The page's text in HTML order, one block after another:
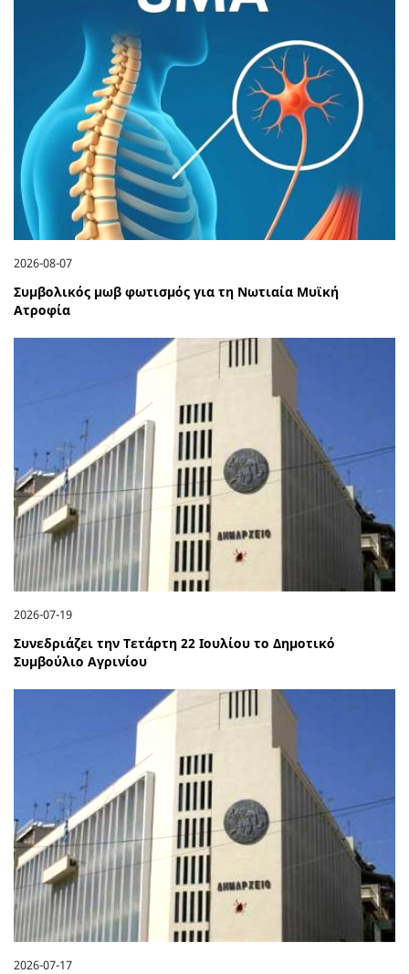
2026-08-07
Συμβολικός μωβ φωτισμός για τη Νωτιαία Μυϊκή
Ατροφία
2026-07-19
Συνεδριάζει την Τετάρτη 22 Ιουλίου το Δημοτικό
Συμβούλιο Αγρινίου
2026-07-17